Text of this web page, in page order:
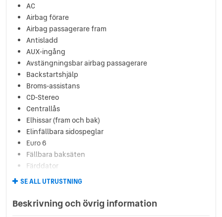
AC
Airbag förare
Airbag passagerare fram
Antisladd
AUX-ingång
Avstängningsbar airbag passagerare
Backstartshjälp
Broms-assistans
CD-Stereo
Centrallås
Elhissar (fram och bak)
Elinfällbara sidospeglar
Euro 6
Fällbara baksäten
Färddator
ISOFIX-fästen bak
Regnsensor
Sidoairbags
SE ALL UTRUSTNING
Beskrivning och övrig information